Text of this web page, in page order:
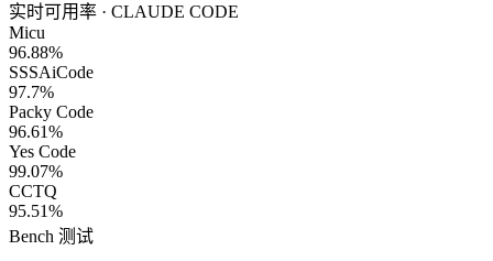
实时可用率 · CLAUDE CODE
Micu
96.88%
SSSAiCode
97.7%
Packy Code
96.61%
Yes Code
99.07%
CCTQ
95.51%
Bench 测试